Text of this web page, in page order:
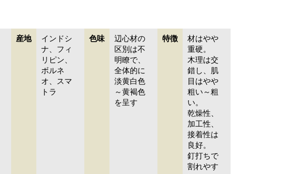
産地
インドシ
ナ、フィ
リピン、
ボルネ
オ、スマ
トラ
色味
辺心材の
区別は不
明瞭で、
全体的に
淡黄白色
～黄褐色
を呈す
特徴
材はやや
重硬。
木理は交
錯し、肌
目はやや
粗い～粗
い。
乾燥性、
加工性、
接着性は
良好。
釘打ちで
割れやす